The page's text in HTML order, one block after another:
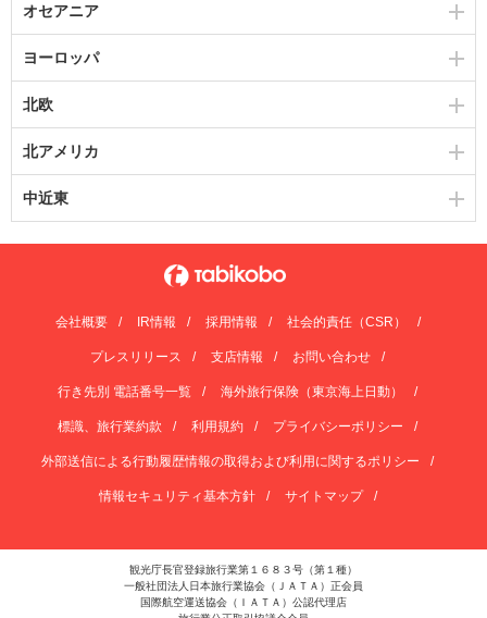
オセアニア
ヨーロッパ
北欧
北アメリカ
中近東
会社概要 IR情報 採用情報 社会的責任（CSR）
プレスリリース 支店情報 お問い合わせ
行き先別 電話番号一覧 海外旅行保険（東京海上日動）
標識、旅行業約款 利用規約 プライバシーポリシー
外部送信による行動履歴情報の取得および利用に関するポリシー
情報セキュリティ基本方針 サイトマップ
観光庁長官登録旅行業第１６８３号（第１種）
一般社団法人日本旅行業協会（ＪＡＴＡ）正会員
国際航空運送協会（ＩＡＴＡ）公認代理店